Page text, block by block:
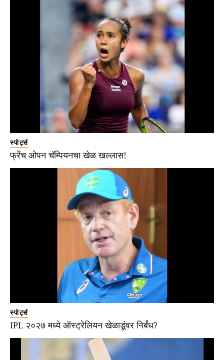
स्पोर्ट्स
फ्रेंच ओपन चॅम्पियनचा खेळ खल्लास!
स्पोर्ट्स
IPL २०२७ मध्ये ऑस्ट्रेलियन खेळाडूंवर निर्बंध?